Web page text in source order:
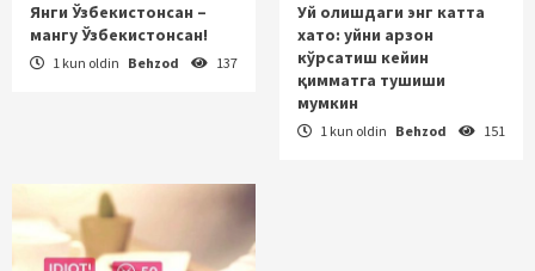
Янги Ўзбекистонсан –
мангу Ўзбекистонсан!
1 kun oldin Behzod 137
Уй олишдаги энг катта
хато: уйни арзон
кўрсатиш кейин
қимматга тушиши
мумкин
1 kun oldin Behzod 151